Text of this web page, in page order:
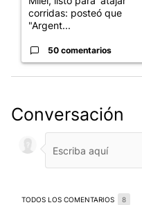
corridas: posteó que
"Argent...
50 comentarios
Conversación
TODOS LOS COMENTARIOS 8